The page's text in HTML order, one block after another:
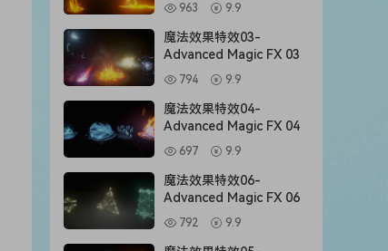
963 9.9
魔法效果特效03-
Advanced Magic FX 03
794 9.9
魔法效果特效04-
Advanced Magic FX 04
697 9.9
魔法效果特效06-
Advanced Magic FX 06
792 9.9